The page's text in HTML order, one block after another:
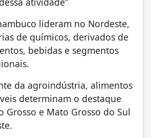
lideram no Nordeste,
de químicos, derivados de
bebidas e segmentos
da agroindústria, alimentos
determinam o destaque
Grosso e Mato Grosso do Sul